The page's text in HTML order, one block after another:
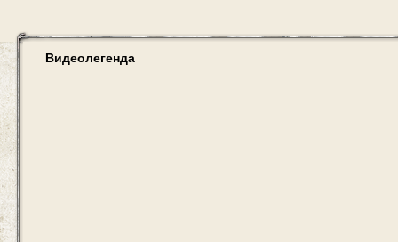
Видеолегенда